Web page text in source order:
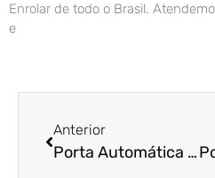
Enrolar de todo o Brasil.
e
Anterior
Porta Automática de Enrolar em Varginha – MG